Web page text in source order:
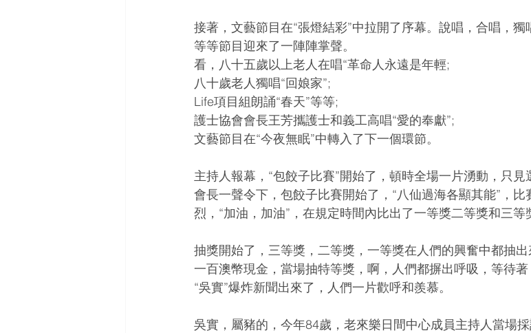
接著，文藝節目在“張燈結彩”中拉開了序幕。說唱，合唱，
等等節目迎來了一陣陣掌聲。
看，八十五歲以上老人在唱“革命人永遠是年輕;
八十歲老人獨唱“回娘家”;
Life項目組朗誦“春天”等等;
護士協會會長王芳攜護士和義工高唱“愛的奉獻”;
文藝節目在“今夜無眠”中轉入了下一個環節。
主持人報幕，“包餃子比賽”開始了，頓時全場一片湧動，只
會長一聲令下，包餃子比賽開始了，“八仙過海各顯其能”，
烈，“加油，加油”，在規定時間內比出了一等獎二等獎和三等
抽獎開始了，三等獎，二等獎，一等獎在人們的興奮中都抽
一百澳幣現金，當場抽特等獎，啊，人們都摒出呼吸，等待
“吳實”爆炸新聞出來了，人們一片歡呼和羨慕。
吳實，屬豬的，今年84歲，老來樂日間中心成員主持人當場